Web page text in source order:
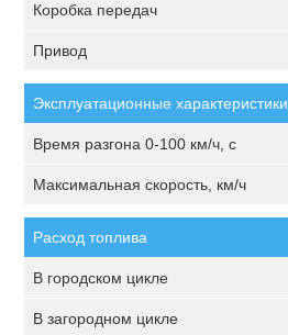
Коробка передач
Привод
Эксплуатационные характеристики
Время разгона 0-100 км/ч, с
Максимальная скорость, км/ч
Расход топлива
В городском цикле
В загородном цикле